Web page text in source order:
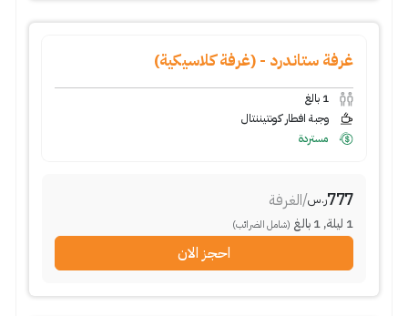
غرفة ستاندرد - (غرفة كلاسيكية)
1 بالغ
وجبة افطار كونتيننتال
مستردة
777ر.س/الغرفة
1 ليلة,
1 بالغ (شامل الضرائب)
احجز الان